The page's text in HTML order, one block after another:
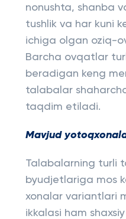
nonushta, shanba
tushlik va har kuni
ichiga olgan oziq-
Barcha ovqatlar
beradigan keng
talabalar
taqdim etiladi.
Mavjud
Talabalarning turli
byudjetlariga mos
xonalar variantlari
ikkalasi ham